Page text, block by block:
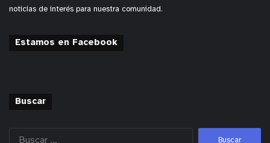
noticias de interés para nuestra comunidad.
Estamos en Facebook
Buscar